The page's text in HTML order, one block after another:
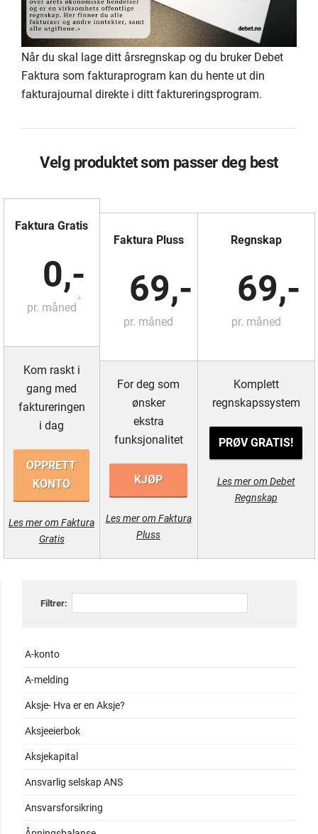
Når du skal lage ditt årsregnskap og du bruker Debet
Faktura som fakturaprogram kan du hente ut din
fakturajournal direkte i ditt faktureringsprogram.
Velg produktet som passer deg best
Faktura Gratis
0,-
pr. måned
*
Kom raskt i
gang med
faktureringen
i dag
OPPRETT
KONTO
Les mer om Faktura
Gratis
Faktura Pluss
69,-
pr. måned
For deg som
ønsker
ekstra
funksjonalitet
KJØP
Les mer om Faktura
Pluss
Regnskap
69,-
pr. måned
Komplett
regnskapssystem
PRØV GRATIS!
Les mer om Debet
Regnskap
Filtrer:
A-konto
A-melding
Aksje- Hva er en Aksje?
Aksjeeierbok
Aksjekapital
Ansvarlig selskap ANS
Ansvarsforsikring